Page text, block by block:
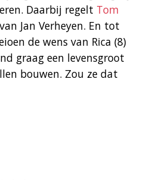
Daarbij regelt Tom
Jan Verheyen. En tot
de wens van Rica (8)
graag een levensgroot
bouwen. Zou ze dat